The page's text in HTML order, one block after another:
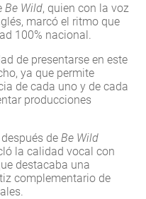
Be Wild, quien con la voz
marcó el ritmo que
100% nacional.
de presentarse en este
ya que permite
de cada uno y de cada
producciones
de Be Wild
la calidad vocal con
destacaba una
complementario de